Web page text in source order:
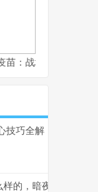
的战场掌控术
苗：战场生存的免疫
技巧全解，副标题，
样的，暗夜锋芒的战